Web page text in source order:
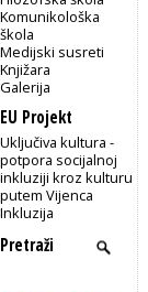
Komunikološka
škola
Medijski susreti
Knjižara
Galerija
EU Projekt
Uključiva kultura -
potpora socijalnoj
inkluziji kroz kulturu
putem Vijenca
Inkluzija